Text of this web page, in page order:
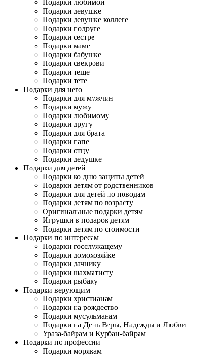
Подарки любимой
Подарки девушке
Подарки девушке коллеге
Подарки подруге
Подарки сестре
Подарки маме
Подарки бабушке
Подарки свекрови
Подарки теще
Подарки тете
Подарки для него
Подарки для мужчин
Подарки мужу
Подарки любимому
Подарки другу
Подарки для брата
Подарки папе
Подарки отцу
Подарки дедушке
Подарки для детей
Подарки ко дню защиты детей
Подарки детям от родственников
Подарки для детей по поводам
Подарки детям по возрасту
Оригинальные подарки детям
Игрушки в подарок детям
Подарки детям по стоимости
Подарки по интересам
Подарки госслужащему
Подарки домохозяйке
Подарки дачнику
Подарки шахматисту
Подарки рыбаку
Подарки верующим
Подарки христианам
Подарки на рождество
Подарки мусульманам
Подарки на День Веры, Надежды и Любви
Ураза-байрам и Курбан-байрам
Подарки по профессии
Подарки морякам